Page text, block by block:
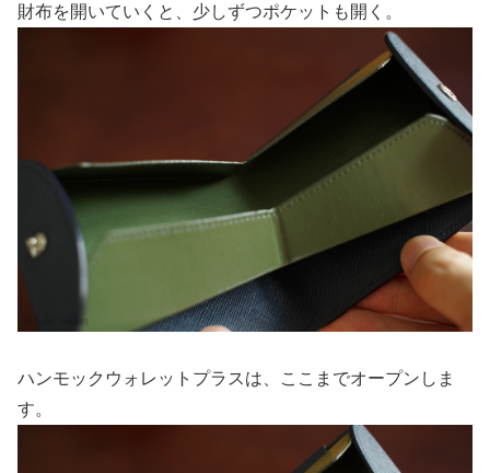
財布を開いていくと、少しずつポケットも開く。
ハンモックウォレットプラスは、ここまでオープンしま
す。